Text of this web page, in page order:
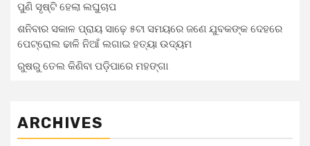
ପୁଣି ସୃଷ୍ଟି ହେଲା ଲଘୁଚାପ
ଶନିବାର ସକାଳ ପ୍ରାୟ ସାଢ଼େ ୫ଟା ସମୟରେ ଜଣେ ଯୁବକଙ୍କ ଦେହରେ
ପେଟ୍ରୋଲ ଢାଳି ନିଆଁ ଲଗାଇ ହତ୍ୟା ଉଦ୍ୟମ
ରୁଷରୁ ତେଲ କିଣିବା ପଡ଼ିପାରେ ମହଙ୍ଗା
ARCHIVES